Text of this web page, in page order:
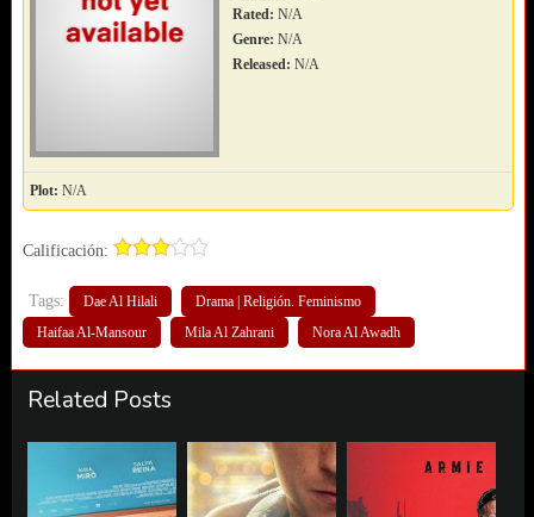
Rated: N/A
Genre: N/A
Released: N/A
Plot: N/A
Calificación:
Tags: Dae Al Hilali
Drama | Religión. Feminismo
Haifaa Al-Mansour
Mila Al Zahrani Nora Al Awadh
Related Posts